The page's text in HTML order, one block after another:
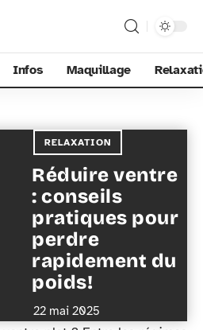
Infos Maquillage
RELAXATION
Réduire ventre
: conseils
pratiques pour
perdre
rapidement du
poids!
22 mai 2025